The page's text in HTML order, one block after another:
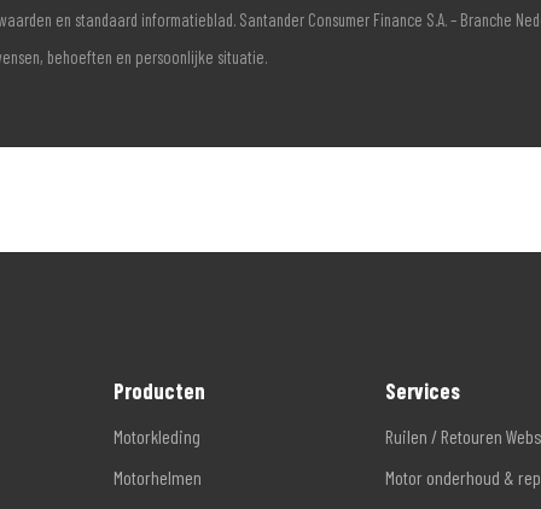
en standaard informatieblad. Santander Consumer Finance S.A. – Branche
behoeften en persoonlijke situatie.
Producten
Motorkleding
Motorhelmen
Services
Ruilen / Retouren
Motor onderhoud &